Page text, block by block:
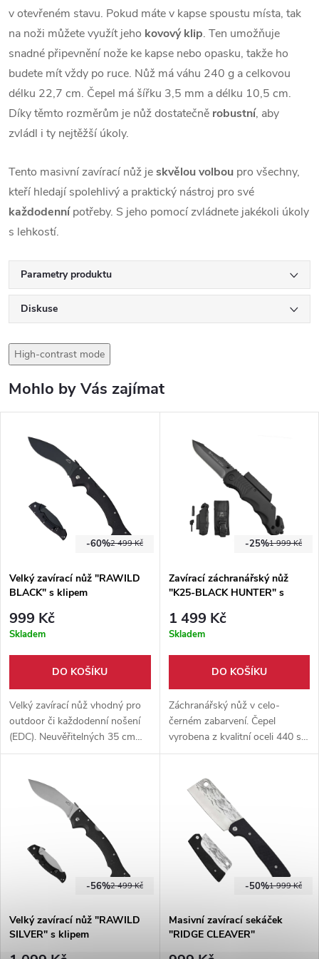
v otevřeném stavu. Pokud máte v kapse spoustu místa, tak
na noži můžete využít jeho kovový klip. Ten umožňuje
snadné připevnění nože ke kapse nebo opasku, takže ho
budete mít vždy po ruce. Nůž má váhu 240 g a celkovou
délku 22,7 cm. Čepel má šířku 3,5 mm a délku 10,5 cm.
Díky těmto rozměrům je nůž dostatečně robustní, aby
zvládl i ty nejtěžší úkoly.
Tento masivní zavírací nůž jeskvělou volbou pro všechny,
kteří hledají spolehlivý a praktický nástroj pro své
každodennípotřeby. S jeho pomocí zvládnete jakékoli úkoly
s lehkostí.
Parametry produktu
Diskuse
High-contrast mode
Mohlo by Vás zajímat
2 499 Kč
-60%
Velký zavírací nůž "RAWILD
BLACK" s klipem
999 Kč
Skladem
DO KOŠÍKU
Velký zavírací nůž vhodný pro
outdoor či každodenní nošení
(EDC). Neuvěřitelných 35 cm
dlouhý zavírací nůž s čepelí z
kovovým klipem.
1 999 Kč
-25%
Zavírací záchranářský nůž
"K25-BLACK HUNTER" s
1 499 Kč
Skladem
DO KOŠÍKU
Záchranářský nůž v celo-
černém zabarvení. Čepel
vyrobena z kvalitní oceli 440 s
titanovou povrchovou úpravou.
křesadlo, hrot na sklo a čepel
na pásy.
2 499 Kč
-56%
Velký zavírací nůž "RAWILD
SILVER" s klipem
1 999 Kč
-50%
Masivní zavírací sekáček
"RIDGE CLEAVER"